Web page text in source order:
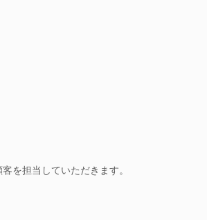
を担当していただきます。